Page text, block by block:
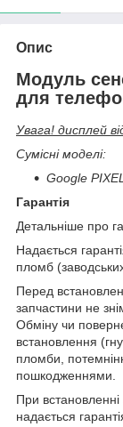
Опис
Модуль
для
Увага! дисплей
Сумісні моделі:
Google
Гарантія
Детальніше про
Надається
пломб
Перед
запчастини не
Обміну чи
встановлення
пломби,
пошкодженнями.
При
надається